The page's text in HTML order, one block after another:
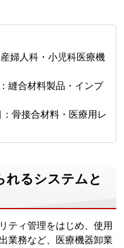
婦人科・小児科医療機
縫合材料製品・インプ
骨接合材料・医療用レ
れるシステムと
ティ管理をはじめ、使用
業務など、医療機器卸業